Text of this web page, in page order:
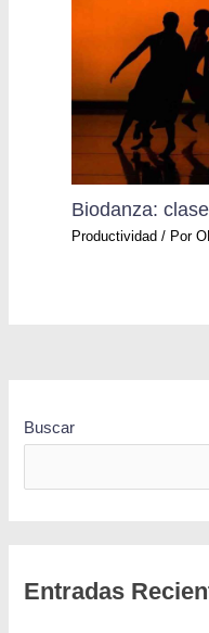
Biodanza:
Productividad / Por
Buscar
Entradas